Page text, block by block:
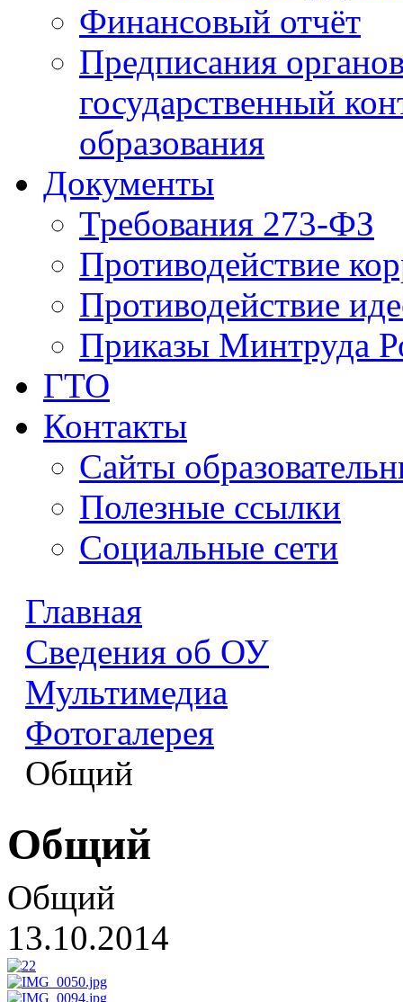
Финансовый отчёт
Предписания
государственный
образования
Документы
Требования 273-ФЗ
Противодействие
Противодействие
Приказы Минтруда
ГТО
Контакты
Сайты
Полезные ссылки
Социальные сети
Главная
Сведения об ОУ
Мультимедиа
Фотогалерея
Общий
Общий
Общий
13.10.2014